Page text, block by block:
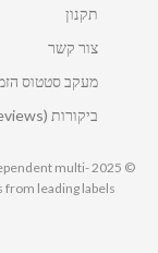
תקנון
צור קשר
מעקב סטטוס
ביקורות MallShoes (Reviews)
multi-
leading labels.